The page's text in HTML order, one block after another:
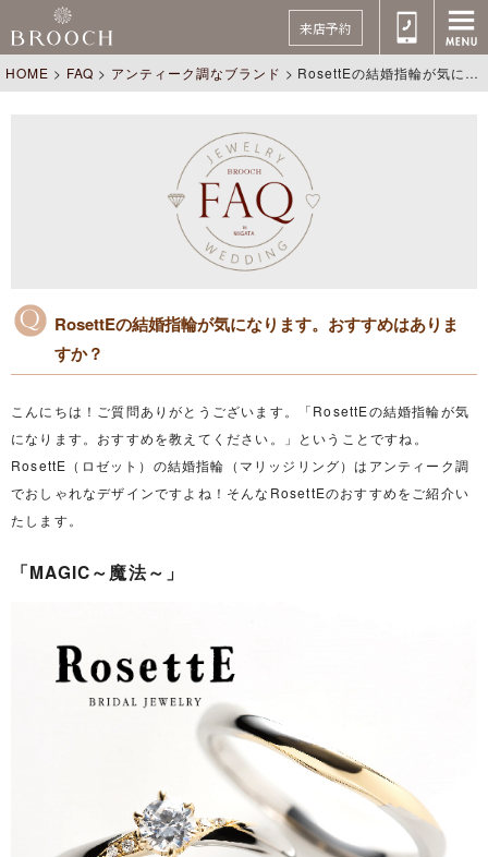
来店予約
HOME > FAQ > アンティーク調なブランド > RosettEの結婚指輪が気になります。おすすめはありますか？
RosettEの結婚指輪が気になります。おすすめはありま
すか？
こんにちは！ご質問ありがとうございます。「RosettEの結婚指輪が気
になります。おすすめを教えてください。」ということですね。
RosettE（ロゼット）の結婚指輪（マリッジリング）はアンティーク調
でおしゃれなデザインですよね！そんなRosettEのおすすめをご紹介い
たします。
「MAGIC～魔法～」